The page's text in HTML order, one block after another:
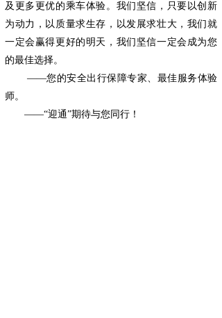
及更多更优的乘车体验。我们坚信，只要以创新
为动力，以质量求生存，以发展求壮大，我们就
一定会赢得更好的明天，我们坚信一定会成为您
的最佳选择。
——您的安全出行保障专家、最佳服务体验
师。
——“迎通”期待与您同行！